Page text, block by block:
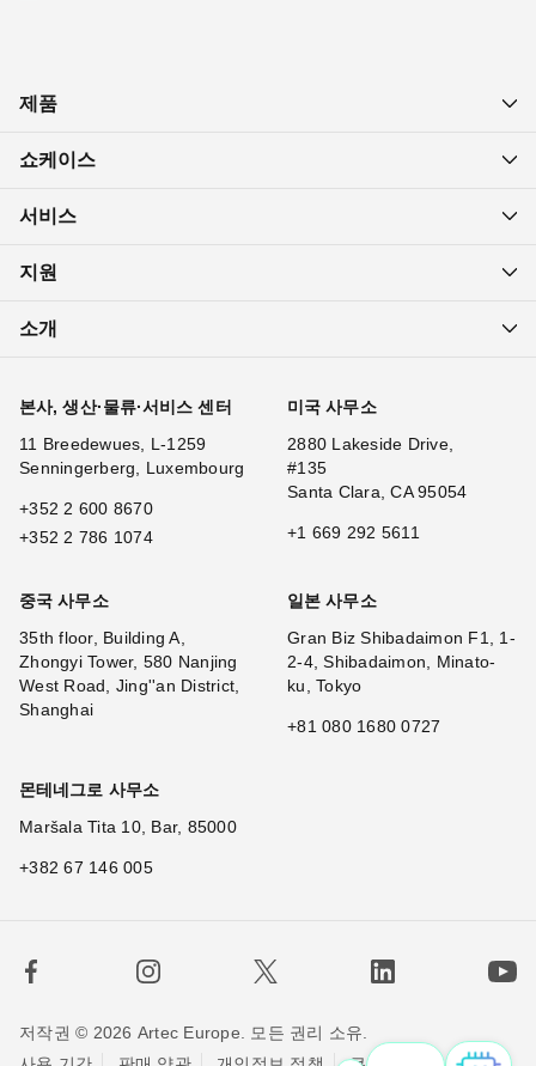
제품
쇼케이스
서비스
지원
소개
본사, 생산·물류·서비스 센터
11 Breedewues, L-1259
Senningerberg, Luxembourg
+352 2 600 8670
+352 2 786 1074
미국 사무소
2880 Lakeside Drive,
#135
Santa Clara, CA 95054
+1 669 292 5611
중국 사무소
35th floor, Building A,
Zhongyi Tower, 580 Nanjing
West Road, Jing''an District,
Shanghai
일본 사무소
Gran Biz Shibadaimon F1, 1-
2-4, Shibadaimon, Minato-
ku, Tokyo
+81 080 1680 0727
몬테네그로 사무소
Maršala Tita 10, Bar, 85000
+382 67 146 005
저작권 © 2026 Artec Europe. 모든 권리 소유.